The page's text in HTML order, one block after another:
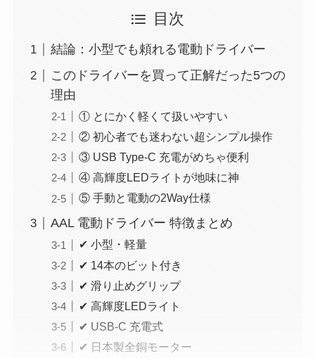
目次
結論：小型でも頼れる電動ドライバー
このドライバーを買って正解だった5つの
理由
① とにかく軽くて扱いやすい
② 初心者でも迷わない超シンプル操作
③ USB Type-C 充電がめちゃ便利
④ 高輝度LEDライトが地味に神
⑤ 手動と電動の2Way仕様
AAL 電動ドライバー 特徴まとめ
✔ 小型・軽量
✔ 14本のビット付き
✔ 滑り止めグリップ
✔ 高輝度LEDライト
✔ USB-C 充電式
✔ 日本製全銅モーター